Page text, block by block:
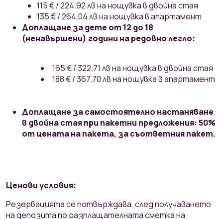
115 € / 224.92 лв на нощувка в двойна стая
135 € / 264.04 лв на нощувка в апартамент
Доплащане за дете от 12 до 18
(ненавършени) години на редовно легло:
165 € / 322.71 лв на нощувка в двойна стая
188 € / 367.70 лв на нощувка в апартамент
Доплащане за самостоятелно настаняване
в двойна стая при пакетни предложения: 50%
от цената на пакета, за съответния пакет.
Ценови условия:
Резервацията се потвърждава, след получаването
на депозита по разплащателната сметка на